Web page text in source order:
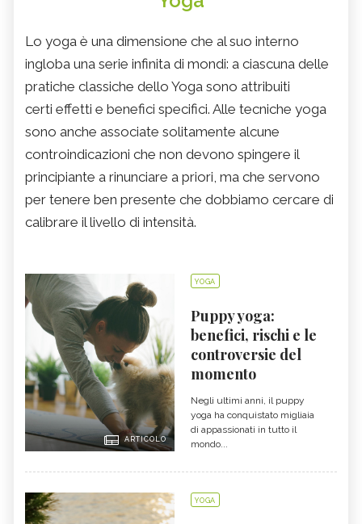
Lo yoga è una dimensione che al suo interno
ingloba una serie infinita di mondi: a ciascuna delle
pratiche classiche dello Yoga sono attribuiti
certi effetti e benefici specifici. Alle tecniche yoga
sono anche associate solitamente alcune
controindicazioni che non devono spingere il
principiante a rinunciare a priori, ma che servono
per tenere ben presente che dobbiamo cercare di
calibrare il livello di intensità.
ARTICOLO
YOGA
Puppy yoga:
benefici, rischi e le
controversie del
momento
Negli ultimi anni, il puppy
yoga ha conquistato migliaia
di appassionati in tutto il
mondo...
YOGA